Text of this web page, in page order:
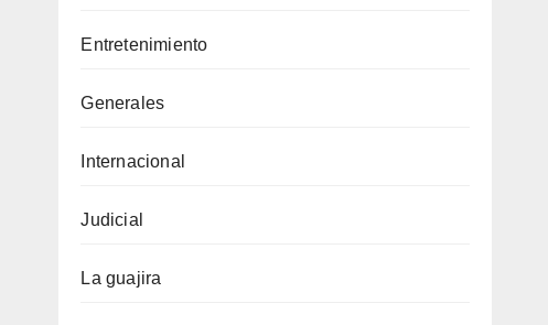
Entretenimiento
Generales
Internacional
Judicial
La guajira